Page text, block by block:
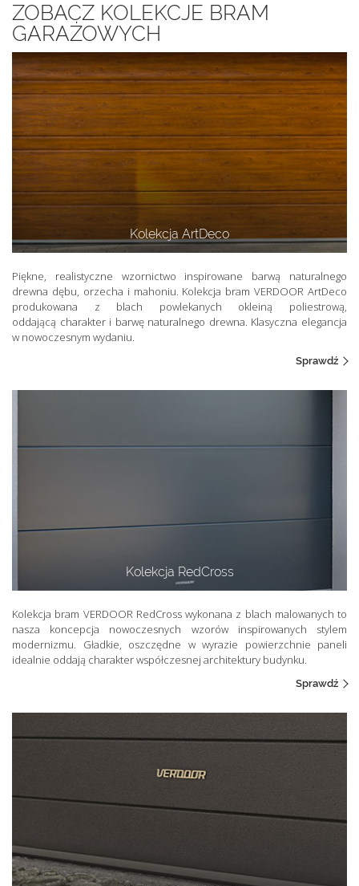
ZOBACZ KOLEKCJE BRAM
GARAŻOWYCH
Kolekcja ArtDeco
Piękne, realistyczne wzornictwo inspirowane barwą naturalnego
drewna dębu, orzecha i mahoniu. Kolekcja bram VERDOOR ArtDeco
produkowana z blach powlekanych okleiną poliestrową,
oddającą charakter i barwę naturalnego drewna. Klasyczna elegancja
w nowoczesnym wydaniu.
Sprawdź
Kolekcja RedCross
Kolekcja bram VERDOOR RedCross wykonana z blach malowanych to
nasza koncepcja nowoczesnych wzorów inspirowanych stylem
modernizmu. Gładkie, oszczędne w wyrazie powierzchnie paneli
idealnie oddają charakter współczesnej architektury budynku.
Sprawdź